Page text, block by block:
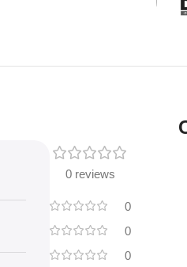
0 reviews
0
0
0